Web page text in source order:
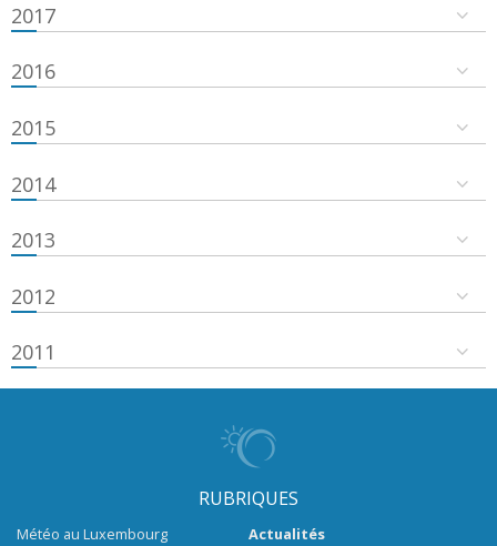
2017
2016
2015
2014
2013
2012
2011
RUBRIQUES
Météo au Luxembourg
Actualités